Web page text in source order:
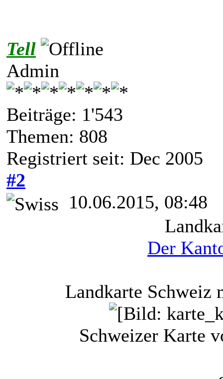
Tell
Admin
Beiträge: 1'543
Themen: 808
Registriert seit: Dec 2005
#2
10.06.2015, 08:48
Der
Landkarte Schweiz
Schweizer Karte